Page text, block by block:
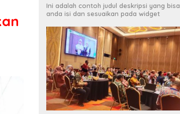
Ini adalah contoh judul deskripsi yang bisa
anda isi dan sesuaikan pada widget